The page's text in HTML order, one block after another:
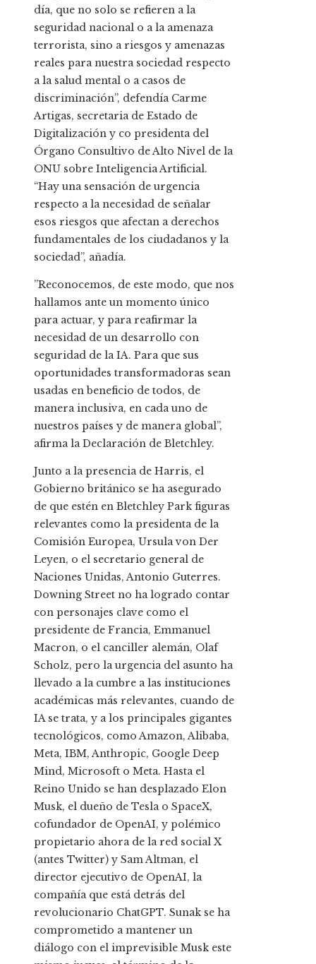
día, que no solo se refieren a la
seguridad nacional o a la amenaza
terrorista, sino a riesgos y amenazas
reales para nuestra sociedad respecto
a la salud mental o a casos de
discriminación”, defendía Carme
Artigas, secretaria de Estado de
Digitalización y co presidenta del
Órgano Consultivo de Alto Nivel de la
ONU sobre Inteligencia Artificial.
“Hay una sensación de urgencia
respecto a la necesidad de señalar
esos riesgos que afectan a derechos
fundamentales de los ciudadanos y la
sociedad”, añadía.
”Reconocemos, de este modo, que nos
hallamos ante un momento único
para actuar, y para reafirmar la
necesidad de un desarrollo con
seguridad de la IA. Para que sus
oportunidades transformadoras sean
usadas en beneficio de todos, de
manera inclusiva, en cada uno de
nuestros países y de manera global”,
afirma la Declaración de Bletchley.
Junto a la presencia de Harris, el
Gobierno británico se ha asegurado
de que estén en Bletchley Park figuras
relevantes como la presidenta de la
Comisión Europea, Ursula von Der
Leyen, o el secretario general de
Naciones Unidas, Antonio Guterres.
Downing Street no ha logrado contar
con personajes clave como el
presidente de Francia, Emmanuel
Macron, o el canciller alemán, Olaf
Scholz, pero la urgencia del asunto ha
llevado a la cumbre a las instituciones
académicas más relevantes, cuando de
IA se trata, y a los principales gigantes
tecnológicos, como Amazon, Alibaba,
Meta, IBM, Anthropic, Google Deep
Mind, Microsoft o Meta. Hasta el
Reino Unido se han desplazado Elon
Musk, el dueño de Tesla o SpaceX,
cofundador de OpenAI, y polémico
propietario ahora de la red social X
(antes Twitter) y Sam Altman, el
director ejecutivo de OpenAI, la
compañía que está detrás del
revolucionario ChatGPT. Sunak se ha
comprometido a mantener un
diálogo con el imprevisible Musk este